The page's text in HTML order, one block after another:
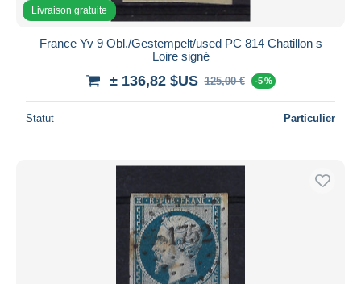
Livraison gratuite
France Yv 9 Obl./Gestempelt/used PC 814 Chatillon s
Loire signé
± 136,82 $US 125,00 € -5 %
Statut Particulier